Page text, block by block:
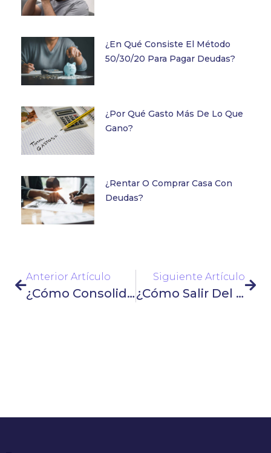
¿En Qué Consiste El Método
50/30/20 Para Pagar Deudas?
¿Por Qué Gasto Más De Lo Que
Gano?
¿Rentar O Comprar Casa Con
Deudas?
Anterior Artículo
¿Cómo Consolidar Deudas En BBVA?
Siguiente Artículo
¿Cómo Salir Del Buró De Crédito Y Mejorar Tu Historial?